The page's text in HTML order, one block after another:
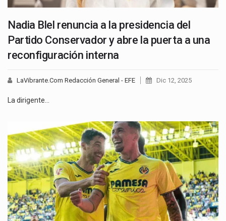
Nadia Blel renuncia a la presidencia del
Partido Conservador y abre la puerta a una
reconfiguración interna
LaVibrante.Com Redacción General - EFE Dic 12, 2025
La dirigente…